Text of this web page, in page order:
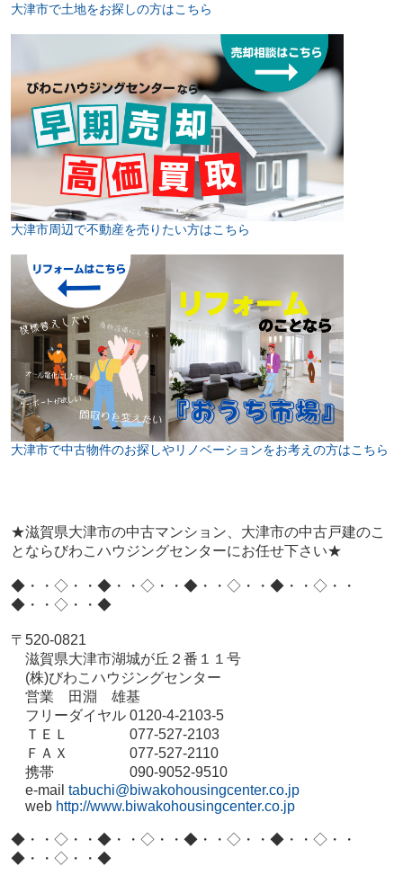
大津市で土地をお探しの方はこちら
大津市周辺で不動産を売りたい方はこちら
大津市で中古物件のお探しやリノベーションをお考えの方はこちら
★滋賀県大津市の中古マンション、大津市の中古戸建のこ
とならびわこハウジングセンターにお任せ下さい★
◆・・◇・・◆・・◇・・◆・・◇・・◆・・◇・・
◆・・◇・・◆
〒 520-0821
滋賀県大津市湖城が丘２番１１号
(株)びわこハウジングセンター
営業 田淵 雄基
フリーダイヤル0120-4-2103-5
ＴＥＬ 077-527-2103
ＦＡＸ 077-527-2110
携帯
090-9052-9510
e-mail tabuchi@biwakohousingcenter.co.jp
web http://www.biwakohousingcenter.co.jp
◆・・◇・・◆・・◇・・◆・・◇・・◆・・◇・・
◆・・◇・・◆